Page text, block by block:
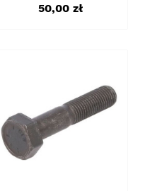
Cena
50,00 zł